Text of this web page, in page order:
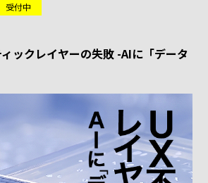
受付中
ックレイヤーの失敗 -AIに「データ